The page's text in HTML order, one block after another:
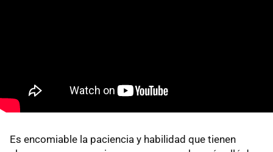
Es encomiable la paciencia y habilidad que tienen